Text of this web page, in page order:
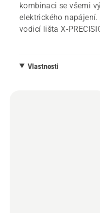
kombinaci se všemi
elektrického
vodicí lišta X-
Vlastnosti